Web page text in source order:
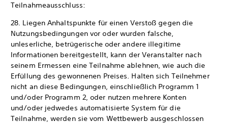
Teilnahmeausschluss:
28. Liegen Anhaltspunkte für einen Verstoß gegen die
Nutzungsbedingungen vor oder wurden falsche,
unleserliche, betrügerische oder andere illegitime
Informationen bereitgestellt, kann der Veranstalter nach
seinem Ermessen eine Teilnahme ablehnen, wie auch die
Erfüllung des gewonnenen Preises. Halten sich Teilnehmer
nicht an diese Bedingungen, einschließlich Programm 1
und/oder Programm 2, oder nutzen mehrere Konten
und/oder jedwedes automatisierte System für die
Teilnahme, werden sie vom Wettbewerb ausgeschlossen